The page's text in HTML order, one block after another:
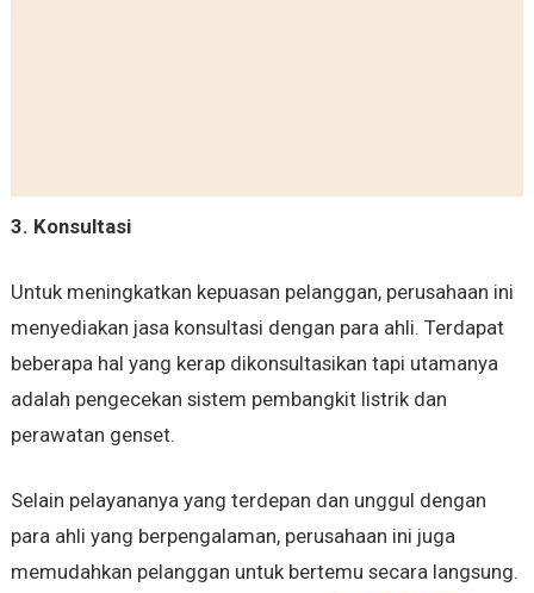
3. Konsultasi
Untuk meningkatkan kepuasan pelanggan, perusahaan ini
menyediakan jasa konsultasi dengan para ahli. Terdapat
beberapa hal yang kerap dikonsultasikan tapi utamanya
adalah pengecekan sistem pembangkit listrik dan
perawatan genset.
Selain pelayananya yang terdepan dan unggul dengan
para ahli yang berpengalaman, perusahaan ini juga
memudahkan pelanggan untuk bertemu secara langsung.